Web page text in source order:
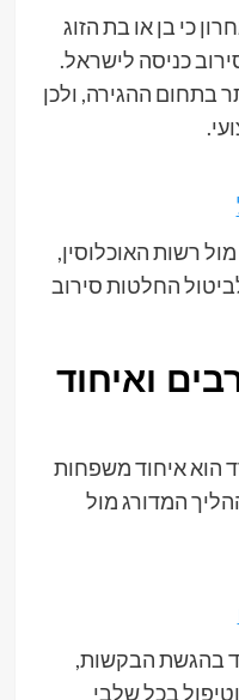
כי בן או בת הזוג
כניסה לישראל.
בתחום ההגירה, ולכן
רשות האוכלוסין,
החלטות סירוב
ואיחוד
הוא איחוד משפחות
המדורג מול
בהגשת הבקשות,
בכל שלבי